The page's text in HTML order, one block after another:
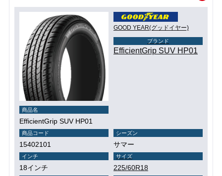
GOOD YEAR(グッドイヤー)
ブランド
EfficientGrip SUV HP01
商品名
EfficientGrip SUV HP01
商品コード
15402101
シーズン
サマー
インチ
18インチ
サイズ
225/60R18